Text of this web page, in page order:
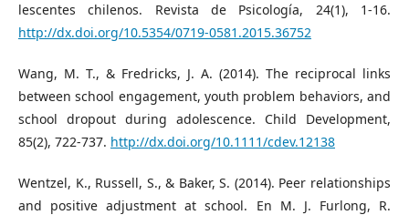
lescentes chilenos. Revista de Psicología, 24(1), 1-16.
http://dx.doi.org/10.5354/0719-0581.2015.36752
Wang, M. T., & Fredricks, J. A. (2014). The reciprocal links
between school engagement, youth problem behaviors, and
school dropout during adolescence. Child Development,
85(2), 722-737. http://dx.doi.org/10.1111/cdev.12138
Wentzel, K., Russell, S., & Baker, S. (2014). Peer relationships
and positive adjustment at school. En M. J. Furlong, R.